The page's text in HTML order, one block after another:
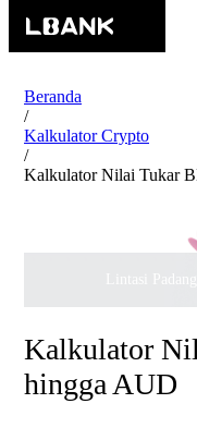
Beranda
/
Kalkulator Crypto
/
Kalkulator Nilai Tukar
Kalkulator
hingga AUD